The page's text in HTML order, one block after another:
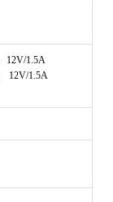
12V/1.5A
12V/1.5A